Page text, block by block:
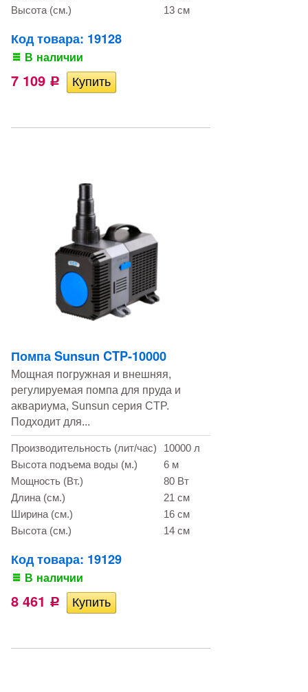
Высота (см.)
13 см
Код товара: 19128
В наличии
7 109 Р
Помпа Sunsun CTP-10000
Мощная погружная и внешняя,
регулируемая помпа для пруда и
аквариума, Sunsun серия CTP.
Подходит для...
Производительность (лит/час)
10000 л
Высота подъема воды (м.)
6 м
Мощность (Вт.)
80 Вт
Длина (см.)
21 см
Ширина (см.)
16 см
Высота (см.)
14 см
Код товара: 19129
В наличии
8 461 Р